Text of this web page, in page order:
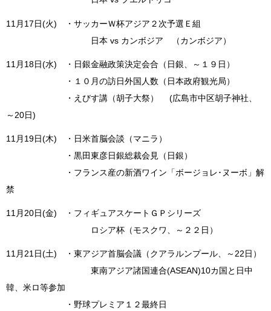
11月17日(火) ・サッカーＷ杯アジア２次予選Ｅ組
日本 vs カンボジア （カンボジア）
11月18日(水) ・日銀金融政策決定会合（日銀、～１９日）
・１０月の訪日外国人数（日本政府観光局）
・えびす講（胡子大祭） (広島市中区胡子神社、
～20日)
11月19日(木) ・日米首脳会談（マニラ）
・黒田東彦日銀総裁会見（日銀）
・フランス産の新酒ワイン「ボージョレ･ヌーボ」解
禁
11月20日(金) ・フィギュアスケートＧＰシリーズ
ロシア杯（モスクワ、～２２日）
11月21日(土) ・東アジア首脳会議（クアラルンプール、～22日）
東南アジア諸国連合(ASEAN)10カ国と日中
韓、米ロ等参加
・野球プレミア１２最終日